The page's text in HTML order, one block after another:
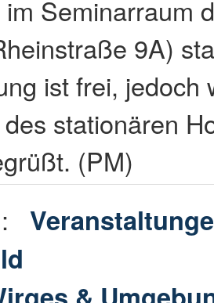
Seminarraum
9A)
ist frei, jedoch
stationären
(PM)